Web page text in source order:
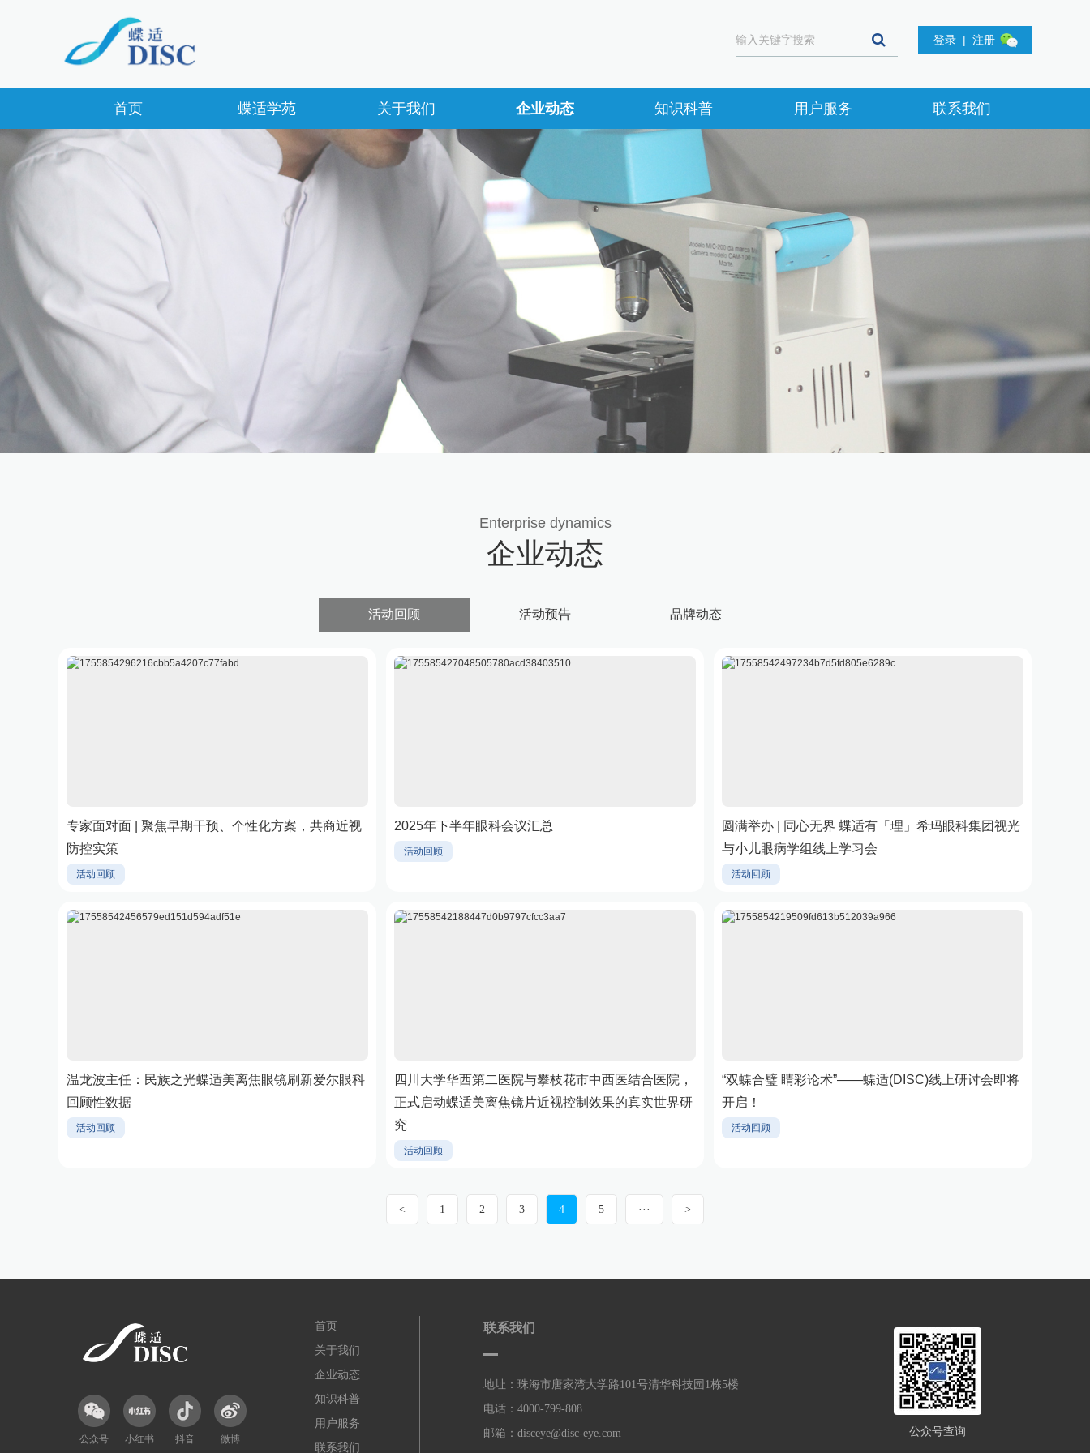
首页 蝶适学苑 关于我们 企业动态 知识科普 用户服务 联系我们
登录 | 注册
Enterprise dynamics
企业动态
活动回顾 活动预告 品牌动态
专家面对面 | 聚焦早期干预、个性化方案，共商近视
防控实策
活动回顾
2025年下半年眼科会议汇总
活动回顾
圆满举办 | 同心无界 蝶适有「理」希玛眼科集团视光
与小儿眼病学组线上学习会
活动回顾
温龙波主任：民族之光蝶适美离焦眼镜刷新爱尔眼科
回顾性数据
活动回顾
四川大学华西第二医院与攀枝花市中西医结合医院，
正式启动蝶适美离焦镜片近视控制效果的真实世界研
究
活动回顾
“双蝶合璧 睛彩论术”——蝶适(DISC)线上研讨会即将
开启！
活动回顾
< 1 2 3 4 5 ··· >
公众号 小红书 抖音 微博
公众号查询
地址：珠海市唐家湾大学路101号清华科技园1栋5楼
电话：4000-799-808
邮箱：disceye@disc-eye.com
联系我们
首页
关于我们
企业动态
知识科普
用户服务
联系我们